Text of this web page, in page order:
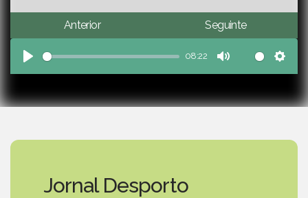
Anterior Seguinte
Play
08:22
Mute
Jornal Desporto